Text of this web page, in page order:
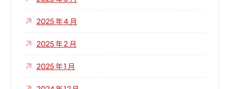
2025 年 4 月
2025 年 2 月
2025 年 1 月